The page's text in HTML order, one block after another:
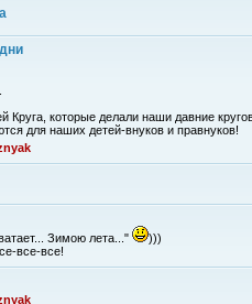
Круга, которые делали наши давние
для наших детей-внуков и правнуков!
Зимою лета..."
)))
все-все!